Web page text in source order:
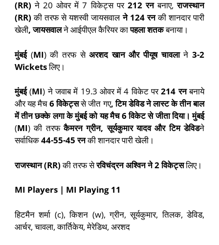
(RR)ने 20 ओवर में 7 विकेट्स पर 212रनबनाए,राजस्थान
(RR)की तरफ से यशस्वी जायसवालने 124 रनकी शानदार पारी
खेली,जायसवालने आईपीएल कैरियर कापहला शतकबनाया।
मुंबई (MI) की तरफ सेअरशद खान और पीयूष चावलाने3-2
Wicketsलिए।
मुंबई(MI) ने जवाब में 19.3 ओवर में 4 विकेट पर214रन बनाये
और यह मैच6विकेट्ससे जीत गए, टिम डेविड ने लास्ट के तीन बाल
में तीन छक्के लगा के मुंबई को यह मैच 6 विकेट से जीता दिया।मुंबई
(MI) की तरफकैमरन ग्रीन, सूर्यकुमार यादव और टिम डेविडने
सर्वाधिक44-55-45रनकी शानदार पारी खेली।
राजस्थान (RR)की तरफ सेरविचंद्रन अश्विन ने2विकेट्सलिए।
MI Players | MI Playing 11
हिटमैन शर्मा (c), किशन (w), ग्रीन, सूर्यकुमार, तिलक, डेविड,
आर्चर, चावला, कार्तिकेय, मेरेडिथ, अरशद